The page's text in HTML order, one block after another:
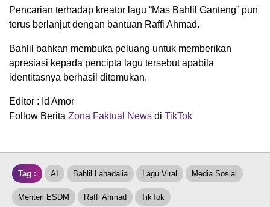
Pencarian terhadap kreator lagu “Mas Bahlil Ganteng” pun
terus berlanjut dengan bantuan Raffi Ahmad.
Bahlil bahkan membuka peluang untuk memberikan
apresiasi kepada pencipta lagu tersebut apabila
identitasnya berhasil ditemukan.
Editor : Id Amor
Follow Berita Zona Faktual News di TikTok
Tag : AI Bahlil Lahadalia Lagu Viral Media Sosial
Menteri ESDM Raffi Ahmad TikTok